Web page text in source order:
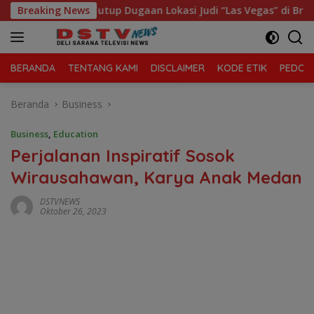
Langsung
ke
konten
Breaking News
Tutup Dugaan Lokasi Judi “Las Vegas” di Brahrang Binjai
BERANDA TENTANG KAMI DISCLAIMER KODE ETIK
Beranda Business
Business, Education
Perjalanan Inspiratif Sosok
Wirausahawan, Karya Anak Medan
DSTVNEWS
Oktober 26, 2023